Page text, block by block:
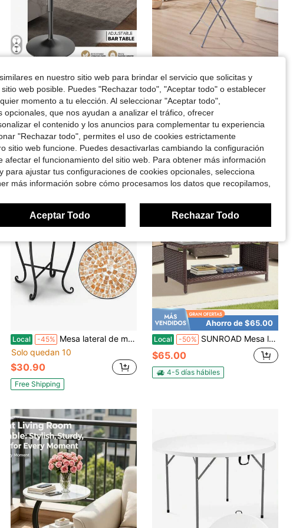
Ahorro de $59.00
Local -54% Mesa alta redonda, altura ajustable de 27.5" a 36", con tapa de textura de mármol negro y base negra, estilo moderno, adecuada para la cocina, el hogar y el balcón
$50.99
Free Shipping
Local -65% Mesa alta plegable redonda de 31" blanca, mesa plegable portátil para eventos, patio y uso diario
#10 Más vendidos
$47.35
Free Shipping
Local -45% Mesa lateral de mosaico para exteriores, mesa auxiliar redonda de 14", mesa de acento, soporte para plantas ideal para el lado de la piscina, porche, patio, terraza o lado del sofá, tapa de vidrio, hierro negro, jardín dorado
Solo quedan 10
$30.90
Free Shipping
Ahorro de $65.00
Local -50% SUNROAD Mesa lateral de patio de doble capa de 35.5 pulgadas, mesa de centro de ratán moderna para exteriores, mueble de exterior resistente a la intemperie apto para jardines, patios, áreas junto a la piscina y porches.
$65.00
4-5 días hábiles
en nuestro sitio web para brindar el servicio que solicitas y
web posible. Puedes "Rechazar todo", "Aceptar todo" o establecer
momento a tu elección. Al seleccionar "Aceptar todo",
opcionales, que nos ayudan a analizar el tráfico, ofrecer
el contenido y los anuncios para complementar tu experiencia
"Rechazar todo", permites el uso de cookies estrictamente
sitio web funcione. Puedes desactivarlas cambiando la configuración
afectar el funcionamiento del sitio web. Para obtener más información
para ajustar tus configuraciones de cookies opcionales, selecciona
más información sobre cómo procesamos los datos que recopilamos,
Aceptar Todo Rechazar Todo